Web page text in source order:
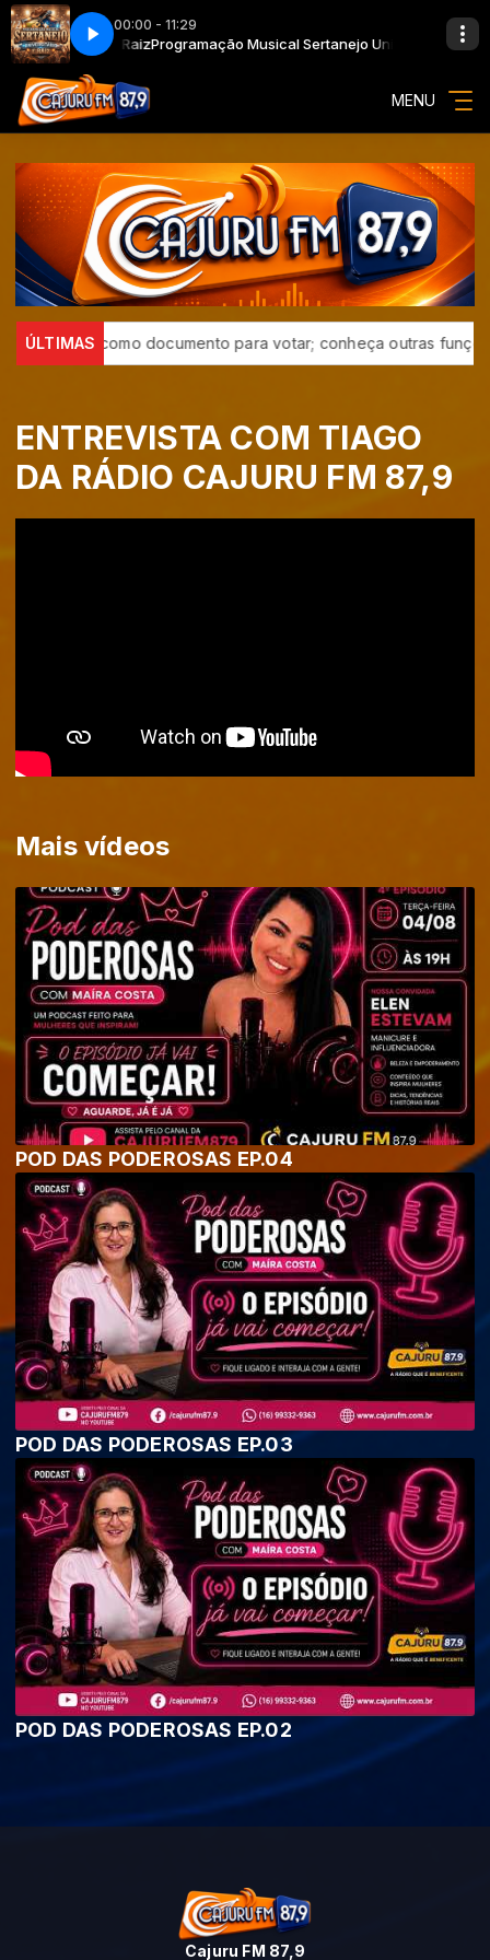
00:00 - 11:29
e RaizProgramação Musical Sertanejo Universitário e Raiz
MENU
ÚLTIMAS
serve como documento para votar; conheça outras funções
ENTREVISTA COM TIAGO
DA RÁDIO CAJURU FM 87,9
Mais vídeos
POD DAS PODEROSAS EP.04
POD DAS PODEROSAS EP.03
POD DAS PODEROSAS EP.02
Cajuru FM 87,9